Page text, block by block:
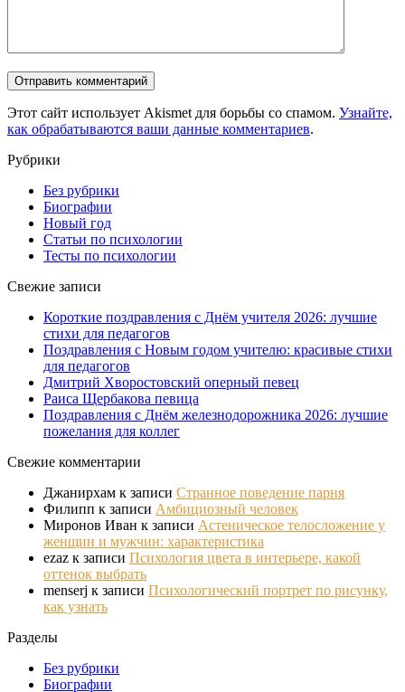
Этот сайт использует Akismet для борьбы со спамом. Узнайте,
как обрабатываются ваши данные комментариев.
Рубрики
Без рубрики
Биографии
Новый год
Статьи по психологии
Тесты по психологии
Свежие записи
Короткие поздравления с Днём учителя 2026: лучшие
стихи для педагогов
Поздравления с Новым годом учителю: красивые стихи
для педагогов
Дмитрий Хворостовский оперный певец
Раиса Щербакова певица
Поздравления с Днём железнодорожника 2026: лучшие
пожелания для коллег
Свежие комментарии
Джанирхам к записи Странное поведение парня
Филипп к записи Амбициозный человек
Миронов Иван к записи Астеническое телосложение у
женщин и мужчин: характеристика
ezaz к записи Психология цвета в интерьере, какой
оттенок выбрать
menserj к записи Психологический портрет по рисунку,
как узнать
Разделы
Без рубрики
Биографии